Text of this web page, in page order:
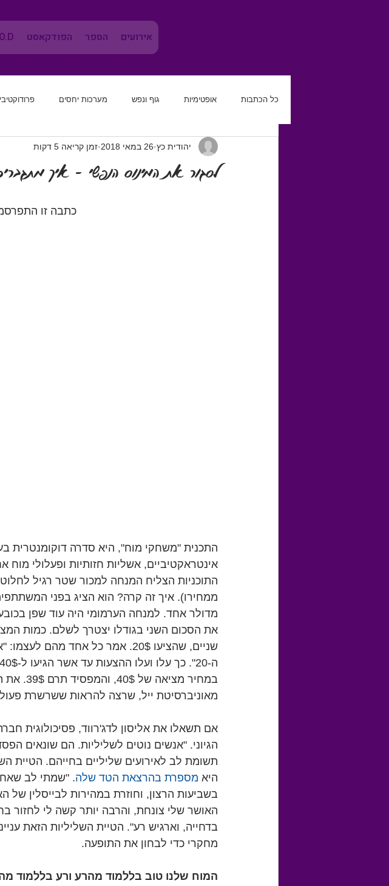
אירועים הספר הפודקאסט
כל הכתבות אופטימיות גוף ונפש מערכות יחסים
משמעת עצמית להגביר את הטוב מערכות יחסים
לסגור את המינוס הנפשי - איך מתגברים
יהודית כץ 26 במאי 2018 זמן קריאה 5 דקות
   כתבה זו התפרסמה גם בעיתון ״הארץ״
התכנית "משחקי מוח", היא סדרה דוקומנטרית
אינטראקטיביים, אשליות חזותיות ופעלולי
ממחירו). איך זה קרה? הוא הציג בפני
מדולר אחד. למנחה הערמומי היה עוד שפן
את הסכום השני בגודלו יצטרך לשלם. כמות
שניים, שהציעו 20$. אמר כל אחד
במחיר
מאוניברסיטת ייל, שרצה להראות ששרשרת
אם תשאלו את אליסון לדג'רווד, פסיכולוגית
הגיוני. "אנשים נוטים לשליליות. הם שונאים
תשומת לב לאירועים שליליים בחייהם. הטיית
היא מספרת בהרצאת הטד שלה. "שמתי לב
בשביעות הרצון, וחוזרת במהירות לבייסלין
האושר שלי צונחת, והרבה יותר קשה לי לחזור
בדחייה, וארגיש רע". הטיית השליליות הזאת
מחקרי כדי לבחון את התופעה.
המוח שלנו טוב בללמוד מהרע ורע בללמוד